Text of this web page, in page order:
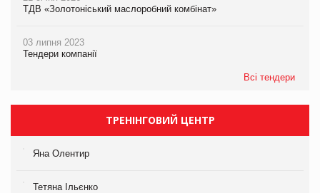
ТДВ «Золотоніський маслоробний комбінат»
03 липня 2023
Тендери компанії
Всі тендери
ТРЕНІНГОВИЙ ЦЕНТР
Яна Олентир
Тетяна Ільєнко